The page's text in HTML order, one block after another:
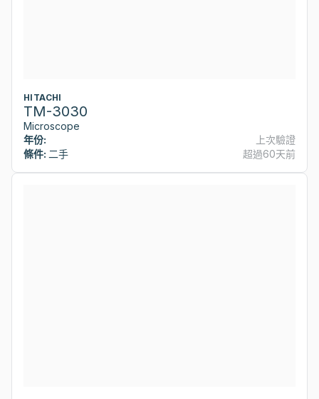
HITACHI
TM-3030
Microscope
年份:
條件: 二手
上次驗證
超過60天前